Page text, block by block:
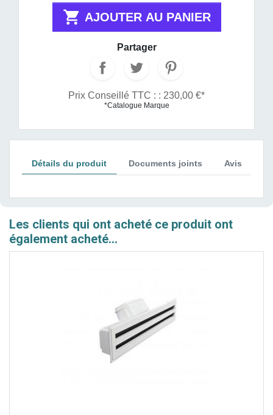
 AJOUTER AU PANIER
Partager
Prix Conseillé TTC : : 230,00 €*
*Catalogue Marque
Détails du produit Documents joints Avis
Les clients qui ont acheté ce produit ont
également acheté...